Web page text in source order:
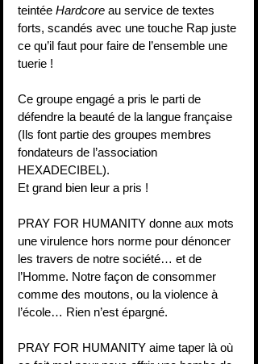
teintée Hardcore au service de textes
forts, scandés avec une touche Rap juste
ce qu’il faut pour faire de l’ensemble une
tuerie !
Ce groupe engagé a pris le parti de
défendre la beauté de la langue française
(Ils font partie des groupes membres
fondateurs de l’association
HEXADECIBEL).
Et grand bien leur a pris !
PRAY FOR HUMANITY donne aux mots
une virulence hors norme pour dénoncer
les travers de notre société… et de
l’Homme. Notre façon de consommer
comme des moutons, ou la violence à
l’école… Rien n’est épargné.
PRAY FOR HUMANITY aime taper là où